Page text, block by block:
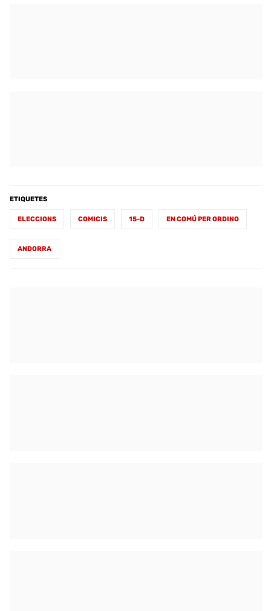
ETIQUETES
ELECCIONS COMICIS 15-D EN COMÚ PER ORDINO
ANDORRA